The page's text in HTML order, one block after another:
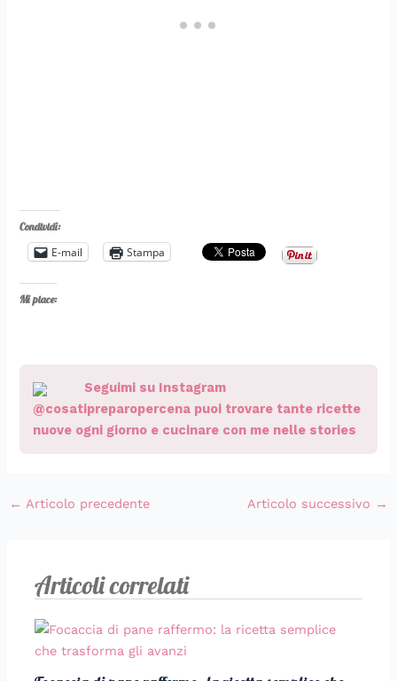
Condividi:
E-mail Stampa
Mi piace:
Seguimi su Instagram
@cosatipreparopercena puoi trovare tante ricette
nuove ogni giorno e cucinare con me nelle stories
← Articolo precedente Articolo successivo →
Articoli correlati